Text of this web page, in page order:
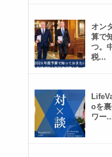
オン
算で
つ。
税...
oを
ワー